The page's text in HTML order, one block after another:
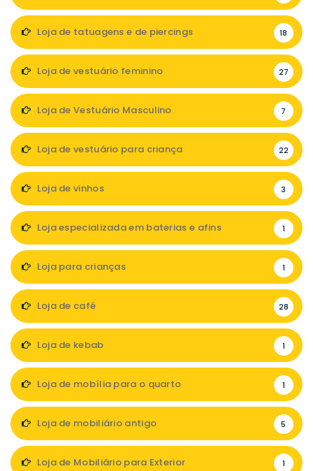
Loja de tatuagens e de piercings 18
Loja de vestuário feminino 27
Loja de Vestuário Masculino 7
Loja de vestuário para criança 22
Loja de vinhos 3
Loja especializada em baterias e afins 1
Loja para crianças 1
Loja de café 28
Loja de kebab 1
Loja de mobília para o quarto 1
Loja de mobiliário antigo 5
Loja de Mobiliário para Exterior 1